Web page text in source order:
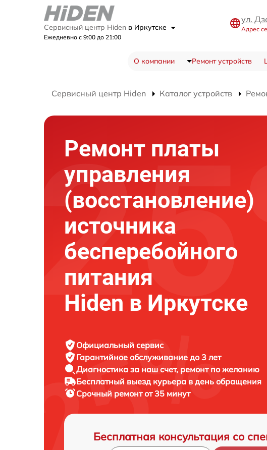
Сервисный центр Hiden в Иркутске
Ежедневно с 9:00 до 21:00
ул.
Адрес
О компании Ремонт устройств
Сервисный центр Hiden Каталог устройств
Ремонт платы
управления
(восстановление)
источника
бесперебойного
питания
Hiden в Иркутске
Официальный сервис
Гарантийное обслуживание до 3 лет
Диагностика за наш счет, ремонт по желанию
Бесплатный выезд курьера в день обращения
Срочный ремонтот 35 минут
Бесплатная консультация со